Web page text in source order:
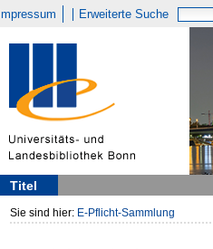
Impressum Erweiterte Suche
Titel
Sie sind hier: E-Pflicht-Sammlung